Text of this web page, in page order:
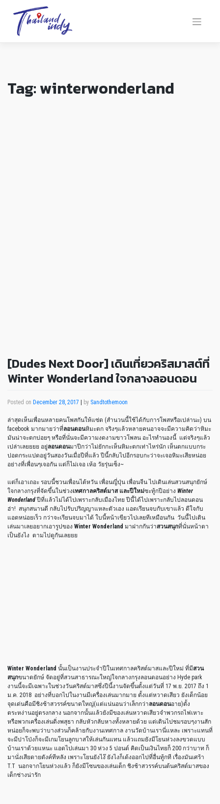
Tag:winterwonderland
[Dudes Next Door] เดินเที่ยวคริสมาสต์ที่
Winter Wonderland ใจกลางลอนดอน
Posted on December 28, 2017 | by Sandtothemoon
ล่าสุดเห็นเพื่อนหลายคนโพสกันให้แซ่ด (สำนวนนี้ใช้ได้กับการโพสหรือเปล่านะ) บน
facebook มากมายว่าที่ลอนดอนหิมะตก จริงๆแล้วหลายคนอาจจะมีความคิดว่าหิมะ
มันน่าจะตกบ่อยๆ หรือที่นั่นจะมีความงดงามขาวโพลน อะไรทำนองนี้ แต่จริงๆแล้ว
เปล่าเลยยยย อยู่ลอนดอนมาปีกว่าไม่ยักกะเห็นหิมะตกเท่าไหร่นัก เห็นตกแบบกระ
ปอดกระแปดอยู่วันสองวันเมื่อปีที่แล้ว ปีนี้กลับไปอีกรอบกะว่าจะเจอหิมะเสียหน่อย
อย่างที่เพื่อนๆเจอกัน แต่ก็ไม่เจอ เห้อ วัยรุ่นเซ็ง~
แต่ก็เอาเถอะ รอบนี้ชวนเพื่อนไต้หวัน เพื่อนญี่ปุ่น เพื่อนจีน ไปเดินเล่นสวนสนุกยักษ์
ใจกลางกรุงที่จัดขึ้นในช่วงเทศกาลคริสต์มาส และปีใหม่ซะทู้กปีอย่าง Winter
Wonderlandปีที่แล้วไม่ได้ไปเพราะกลับเมืองไทย ปีนี้ได้ไปเพราะกลับไปลอนดอน
ฮ่า! สนุกสนานดี กลับไปรับปริญญาแหละตัวเอง แอดเรียนจบกับเขาแล้ว ดีใจกับ
แอดหน่อยเร็ว กว่าจะเรียนจบมาได้ ใบนี้หน้าเขียวไปเลยทีเหมือนกัน วันนี้ไปเดิน
เล่นมาเลยอยากเอารูปของ Winter Wonderland มาฝากกันว่าสวนสนุกที่นั่นหน้าตา
เป็นยังไง ตามไปดูกันเลยยย
Winter Wonderland นั้นเป็นงานประจำปีในเทศกาลคริสต์มาสและปีใหม่ ที่มีสวน
สนุกขนาดยักษ์ จัดอยู่ที่สวนสาธารณะใหญ่ใจกลางกรุงลอนดอนอย่าง Hyde park
งานนี้จะมีเฉพาะในช่วงวันคริสต์มาสซึ่งปีนี้งานจัดขึ้นตั้งแต่วันที่ 17 พ.ย. 2017 ถึง 1
ม.ค. 2018 อย่างที่บอกไปในงานมีเครื่องเล่นมากมาย ตั้งแต่หวาดเสียว ยังเด็กน้อย
จุดเด่นคือมีชิงช้าสวรรค์ขนาดใหญ่(แต่แน่นอนว่าเล็กกว่าลอนดอนอาย)ตั้ง
ตระหง่านอยู่ตรงกลาง นอกจากนั้นแล้วยังมีของเล่นหวาดเสียวจำพวกรถไฟเหาะ
หรือพวกเครื่องเล่นดิ่งพสุธา กลับหัวกลับหางทั้งหลายด้วย แต่เดินไปชมรอบๆงานสัก
หน่อยก็จะพบว่าบางส่วนก็คล้ายกับงานเทศกาล งานวัดบ้านเรานี่แหละ เพราะแทนที่
จะมีปาโป่งก็จะมีเกมโยนลูกบาสให้เล่นกันแทน แล้วแถมยังมีโยนห่วงลงขวดแบบ
บ้านเราด้วยแหนะ แอดไปเล่นมา 30 ห่วง 5 ปอนด์ คิดเป็นเงินไทยก็ 200 กว่าบาท ก็
มานั่งเสียดายตังค์ทีหลัง เพราะโยนยังไง๊ ยังไงก็เด้งออกไปที่อื่นทู้กที เรื่องมันเศร้า
T.T นอกจากโยนห่วงแล้ว ก็ยังมีโซนของเล่นเด็ก ชิงช้าสวรรค์บนต้นคริสต์มาสของ
เด็กช่างน่ารัก